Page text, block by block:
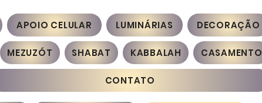
APOIO CELULAR LUMINÁRIAS DECORAÇÃO
MEZUZÓT SHABAT KABBALAH CASAMENTO
CONTATO